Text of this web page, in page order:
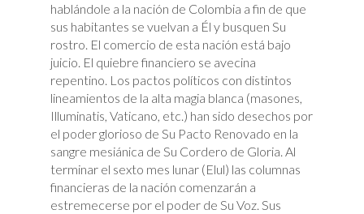
hablándole a la nación de Colombia a fin de que
sus habitantes se vuelvan a Él y busquen Su
rostro. El comercio de esta nación está bajo
juicio. El quiebre financiero se avecina
repentino. Los pactos políticos con distintos
lineamientos de la alta magia blanca (masones,
Illuminatis, Vaticano, etc.) han sido desechos por
el poder glorioso de Su Pacto Renovado en la
sangre mesiánica de Su Cordero de Gloria. Al
terminar el sexto mes lunar (Elul) las columnas
financieras de la nación comenzarán a
estremecerse por el poder de Su Voz. Sus